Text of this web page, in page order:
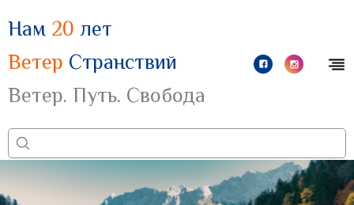
Нам 20 лет
Ветер Странствий
Ветер. Путь. Свобода